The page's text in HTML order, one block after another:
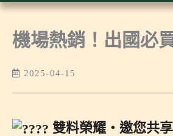
內
機場熱銷！出國必
2025-04-15
雙料榮耀・邀您共享